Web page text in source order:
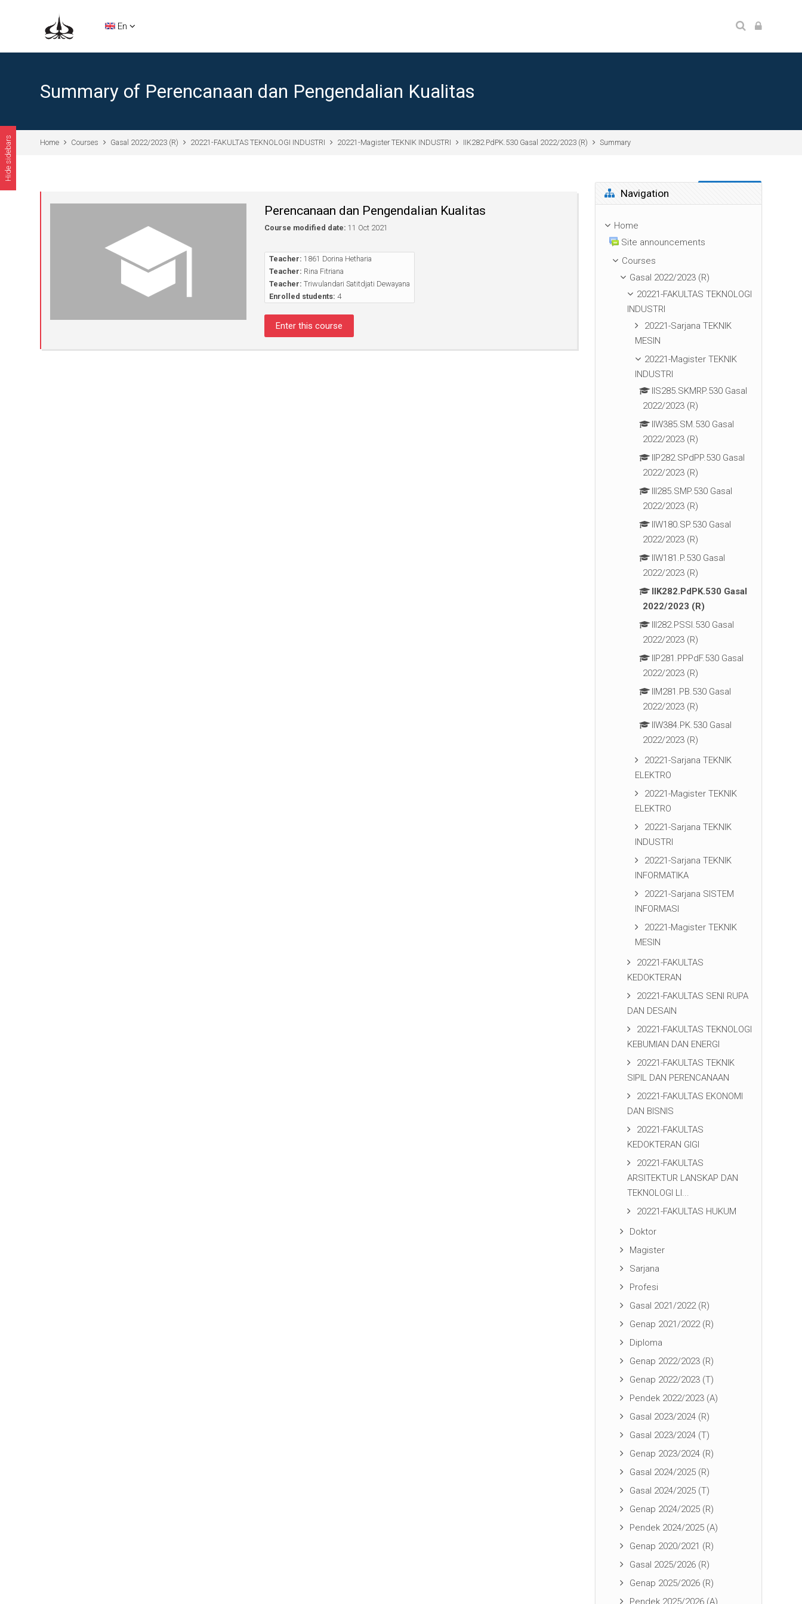
En
Summary of Perencanaan dan Pengendalian Kualitas
Home Courses Gasal 2022/2023 (R) 20221-FAKULTAS TEKNOLOGI INDUSTRI 20221-Magister TEKNIK INDUSTRI IIK282.PdPK.530 Gasal 2022/2023 (R) Summary
Perencanaan dan Pengendalian Kualitas
Course modified date: 11 Oct 2021
Teacher: 1861 Dorina Hetharia
Teacher: Rina Fitriana
Teacher: Triwulandari Satitdjati Dewayana
Enrolled students: 4
Enter this course
Skip Navigation
Navigation
Home
Site announcements
Courses
Gasal 2022/2023 (R)
20221-FAKULTAS TEKNOLOGI
INDUSTRI
20221-Sarjana TEKNIK
MESIN
20221-Magister TEKNIK
INDUSTRI
IIS285.SKMRP.530 Gasal
2022/2023 (R)
IIW385.SM.530 Gasal
2022/2023 (R)
IIP282.SPdPP.530 Gasal
2022/2023 (R)
III285.SMP.530 Gasal
2022/2023 (R)
IIW180.SP.530 Gasal
2022/2023 (R)
IIW181.P.530 Gasal
2022/2023 (R)
IIK282.PdPK.530 Gasal
2022/2023 (R)
III282.PSSI.530 Gasal
2022/2023 (R)
IIP281.PPPdF.530 Gasal
2022/2023 (R)
IIM281.PB.530 Gasal
2022/2023 (R)
IIW384.PK.530 Gasal
2022/2023 (R)
20221-Sarjana TEKNIK
ELEKTRO
20221-Magister TEKNIK
ELEKTRO
20221-Sarjana TEKNIK
INDUSTRI
20221-Sarjana TEKNIK
INFORMATIKA
20221-Sarjana SISTEM
INFORMASI
20221-Magister TEKNIK
MESIN
20221-FAKULTAS
KEDOKTERAN
20221-FAKULTAS SENI RUPA
DAN DESAIN
20221-FAKULTAS TEKNOLOGI
KEBUMIAN DAN ENERGI
20221-FAKULTAS TEKNIK
SIPIL DAN PERENCANAAN
20221-FAKULTAS EKONOMI
DAN BISNIS
20221-FAKULTAS
KEDOKTERAN GIGI
20221-FAKULTAS
ARSITEKTUR LANSKAP DAN
TEKNOLOGI LI...
20221-FAKULTAS HUKUM
Doktor
Magister
Sarjana
Profesi
Gasal 2021/2022 (R)
Genap 2021/2022 (R)
Diploma
Genap 2022/2023 (R)
Genap 2022/2023 (T)
Pendek 2022/2023 (A)
Gasal 2023/2024 (R)
Gasal 2023/2024 (T)
Genap 2023/2024 (R)
Gasal 2024/2025 (R)
Gasal 2024/2025 (T)
Genap 2024/2025 (R)
Pendek 2024/2025 (A)
Genap 2020/2021 (R)
Gasal 2025/2026 (R)
Genap 2025/2026 (R)
Pendek 2025/2026 (A)
Hide sidebars